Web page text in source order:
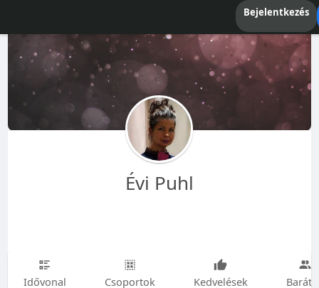
Bejelentkezés
Évi Puhl
Idővonal Csoportok Kedvelések